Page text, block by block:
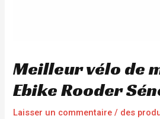
Meilleur vélo de
Ebike Rooder
Laisser un commentaire / des